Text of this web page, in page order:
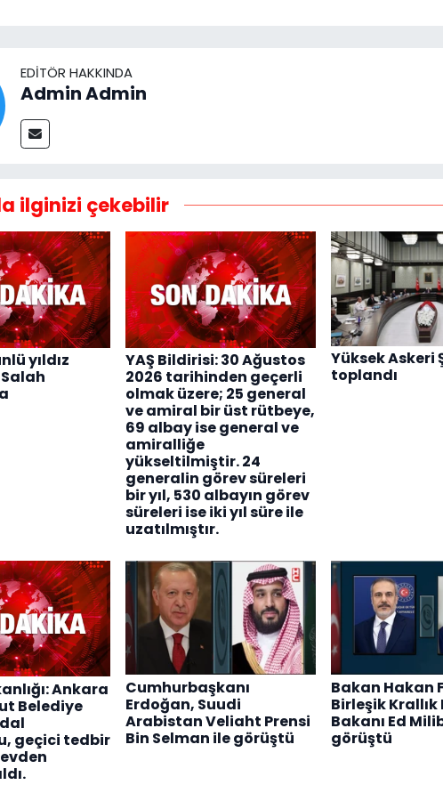
EDITÖR HAKKINDA
Admin Admin
ilginizi çekebilir
yıldız
YAŞ Bildirisi: 30 Ağustos
2026 tarihinden geçerli
olmak üzere; 25 general
ve amiral bir üst rütbeye,
69 albay ise general ve
amiralliğe
yükseltilmiştir. 24
generalin görev süreleri
bir yıl, 530 albayın görev
süreleri ise iki yıl süre ile
uzatılmıştır.
Yüksek Askeri
toplandı
Ankara
Belediye
geçici tedbir
Cumhurbaşkanı
Erdoğan, Suudi
Arabistan Veliaht Prensi
Bin Selman ile görüştü
Bakan Hakan
Birleşik Krallık
Bakanı Ed
görüştü